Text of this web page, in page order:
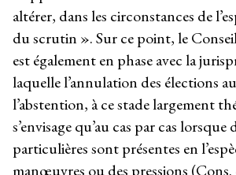
altérer, dans les circonstances de
du scrutin ». Sur ce point, le
est également en phase avec la
laquelle l’annulation des élections
l’abstention, à ce stade largement
s’envisage qu’au cas par cas
particulières sont présentes en
manœuvres ou des pressions (